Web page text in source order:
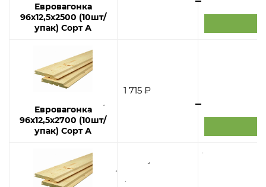
Евровагонка
96х12,5х2500 (10шт/
упак) Сорт А
Евровагонка
96х12,5х2700 (10шт/
упак) Сорт А
1 715 ₽